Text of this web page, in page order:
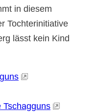
in diesem
Tochterinitiative
lässt kein Kind
Tschagguns